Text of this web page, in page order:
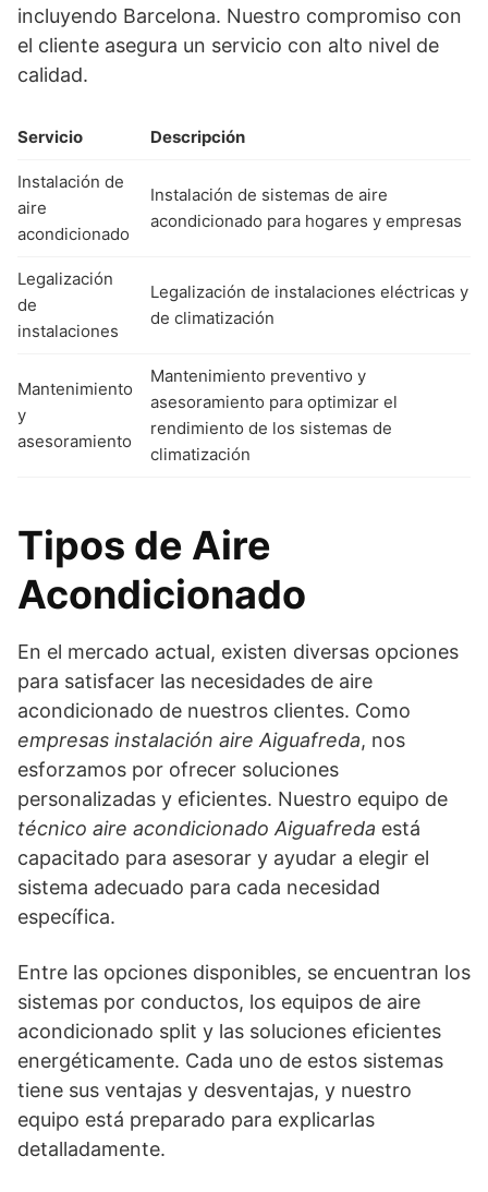
incluyendo Barcelona. Nuestro compromiso con
el cliente asegura un servicio con alto nivel de
calidad.
Servicio Descripción
Instalación de
aire
acondicionado
Instalación de sistemas de aire
acondicionado para hogares y empresas
Legalización
de
instalaciones
Legalización de instalaciones eléctricas y
de climatización
Mantenimiento
y
asesoramiento
Mantenimiento preventivo y
asesoramiento para optimizar el
rendimiento de los sistemas de
climatización
Tipos de Aire
Acondicionado
En el mercado actual, existen diversas opciones
para satisfacer las necesidades de aire
acondicionado de nuestros clientes. Como
empresas instalación aire Aiguafreda, nos
esforzamos por ofrecer soluciones
personalizadas y eficientes. Nuestro equipo de
técnico aire acondicionado Aiguafreda está
capacitado para asesorar y ayudar a elegir el
sistema adecuado para cada necesidad
específica.
Entre las opciones disponibles, se encuentran los
sistemas por conductos, los equipos de aire
acondicionado split y las soluciones eficientes
energéticamente. Cada uno de estos sistemas
tiene sus ventajas y desventajas, y nuestro
equipo está preparado para explicarlas
detalladamente.